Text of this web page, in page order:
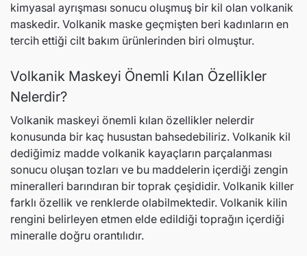
kimyasal ayrışması sonucu oluşmuş bir kil olan volkanik
maskedir. Volkanik maske geçmişten beri kadınların en
tercih ettiği cilt bakım ürünlerinden biri olmuştur.
Volkanik Maskeyi Önemli Kılan Özellikler
Nelerdir?
Volkanik maskeyi önemli kılan özellikler nelerdir
konusunda bir kaç husustan bahsedebiliriz. Volkanik kil
dediğimiz madde volkanik kayaçların parçalanması
sonucu oluşan tozları ve bu maddelerin içerdiği zengin
mineralleri barındıran bir toprak çeşididir. Volkanik killer
farklı özellik ve renklerde olabilmektedir. Volkanik kilin
rengini belirleyen etmen elde edildiği toprağın içerdiği
mineralle doğru orantılıdır.